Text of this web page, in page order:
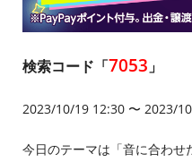
検索コード「7053」
2023/10/19 12:30 〜 2023/
今日のテーマは「音に合わせ